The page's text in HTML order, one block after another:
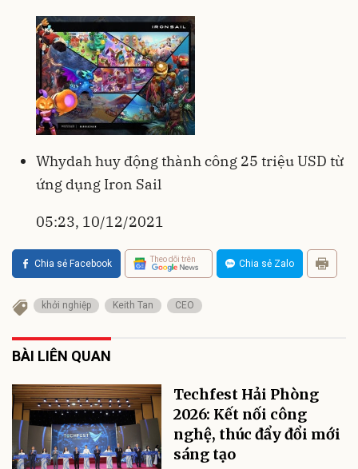
Whydah huy động thành công 25 triệu USD từ
ứng dụng Iron Sail
05:23, 10/12/2021
Chia sẻ Facebook Theo dõi trên Chia sẻ Zalo
khởi nghiệp Keith Tan CEO
BÀI LIÊN QUAN
Techfest Hải Phòng
2026: Kết nối công
nghệ, thúc đẩy đổi mới
sáng tạo